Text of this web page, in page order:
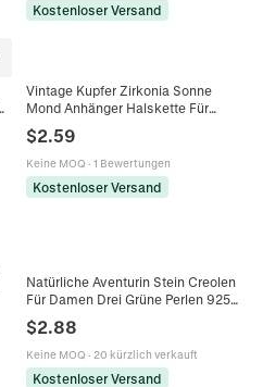
Kostenloser Versand
Vintage Kupfer Zirkonia Sonne
Mond Anhänger Halskette Für
Damen 18K Vergoldete
Büroklammerkette
Matrosenverschluss Mode
Schmuck
$2.59
Keine MOQ · 1 Bewertungen
Kostenloser Versand
Natürliche Aventurin Stein Creolen
Für Damen Drei Grüne Perlen 925
Sterlingsilber Stift Minimalistischer
Modeschmuck Geschenk
$2.88
Keine MOQ · 20 kürzlich verkauft
Kostenloser Versand